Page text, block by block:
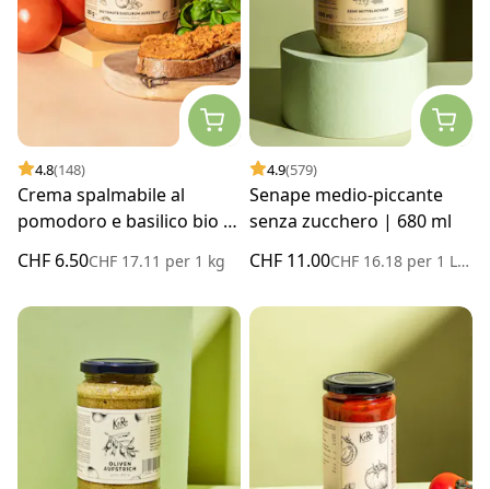
4.8(148)
Crema spalmabile al
pomodoro e basilico bio |
CHF 6.50CHF 17.11 per 1 kg
4.9(579)
Senape medio-piccante
senza zucchero | 680 ml
CHF 11.00CHF 16.18 per 1 Litro